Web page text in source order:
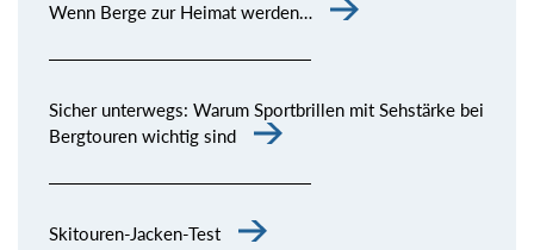
Wenn Berge zur Heimat werden…
Sicher unterwegs: Warum Sportbrillen mit Sehstärke bei
Bergtouren wichtig sind
Skitouren-Jacken-Test